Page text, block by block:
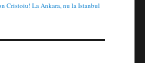
Cristoiu! La Ankara, nu la Istanbul